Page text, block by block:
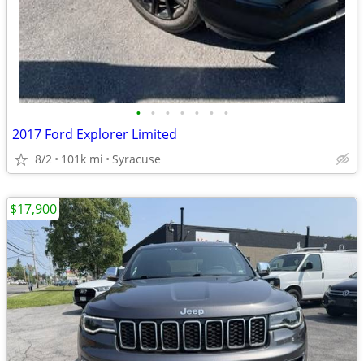
• • • • • • •
2017 Ford Explorer Limited
8/2 101k mi Syracuse
$17,900